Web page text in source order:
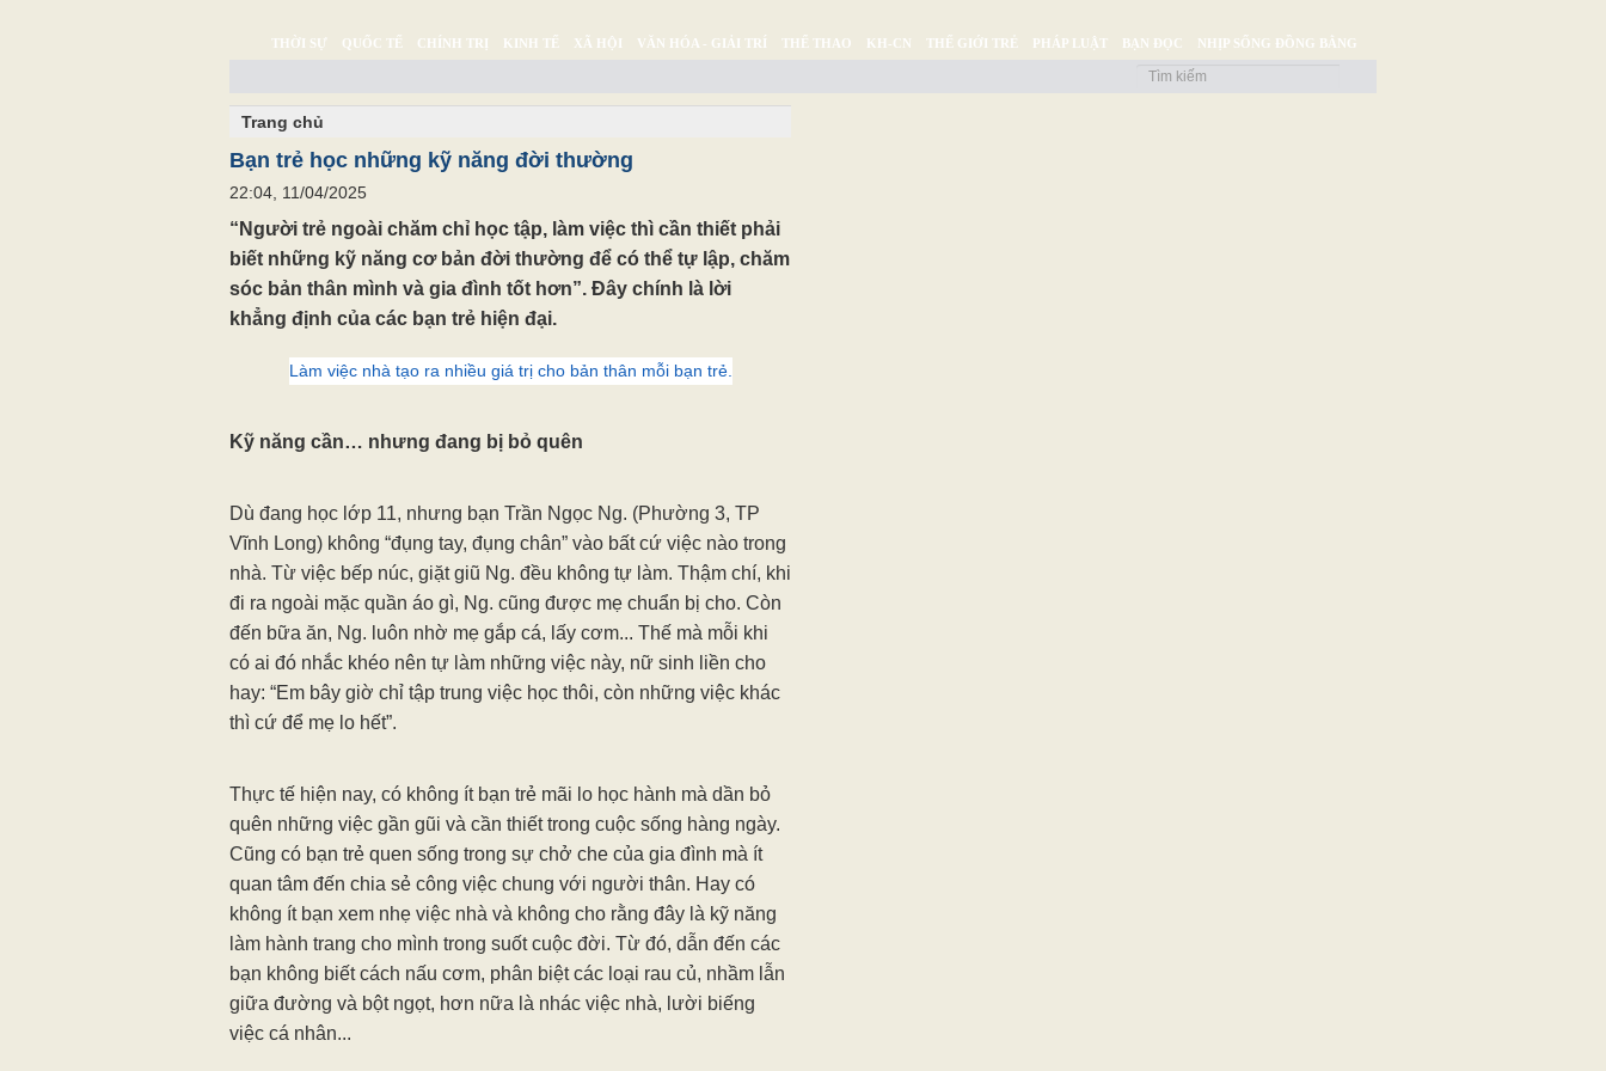
THỜI SỰ QUỐC TẾ CHÍNH TRỊ KINH TẾ XÃ HỘI VĂN HÓA - GIẢI TRÍ THỂ THAO KH-CN THẾ GIỚI TRẺ PHÁP LUẬT BẠN ĐỌC NHỊP SỐNG ĐỒNG BẰNG
Trang chủ
Bạn trẻ học những kỹ năng đời thường
22:04, 11/04/2025
“Người trẻ ngoài chăm chỉ học tập, làm việc thì cần thiết phải
biết những kỹ năng cơ bản đời thường để có thể tự lập, chăm
sóc bản thân mình và gia đình tốt hơn”. Đây chính là lời
khẳng định của các bạn trẻ hiện đại.
Làm việc nhà tạo ra nhiều giá trị cho bản thân mỗi bạn trẻ.
Kỹ năng cần… nhưng đang bị bỏ quên
Dù đang học lớp 11, nhưng bạn Trần Ngọc Ng. (Phường 3, TP
Vĩnh Long) không “đụng tay, đụng chân” vào bất cứ việc nào trong
nhà. Từ việc bếp núc, giặt giũ Ng. đều không tự làm. Thậm chí, khi
đi ra ngoài mặc quần áo gì, Ng. cũng được mẹ chuẩn bị cho. Còn
đến bữa ăn, Ng. luôn nhờ mẹ gắp cá, lấy cơm... Thế mà mỗi khi
có ai đó nhắc khéo nên tự làm những việc này, nữ sinh liền cho
hay: “Em bây giờ chỉ tập trung việc học thôi, còn những việc khác
thì cứ để mẹ lo hết”.
Thực tế hiện nay, có không ít bạn trẻ mãi lo học hành mà dần bỏ
quên những việc gần gũi và cần thiết trong cuộc sống hàng ngày.
Cũng có bạn trẻ quen sống trong sự chở che của gia đình mà ít
quan tâm đến chia sẻ công việc chung với người thân. Hay có
không ít bạn xem nhẹ việc nhà và không cho rằng đây là kỹ năng
làm hành trang cho mình trong suốt cuộc đời. Từ đó, dẫn đến các
bạn không biết cách nấu cơm, phân biệt các loại rau củ, nhầm lẫn
giữa đường và bột ngọt, hơn nữa là nhác việc nhà, lười biếng
việc cá nhân...